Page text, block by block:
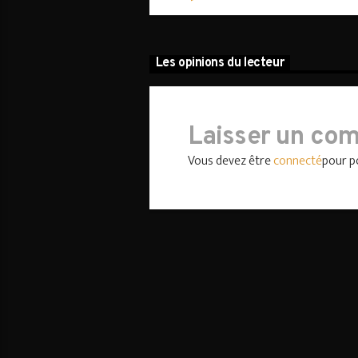
Les opinions du lecteur
Laisser un
Vous devez êtreconnectépour